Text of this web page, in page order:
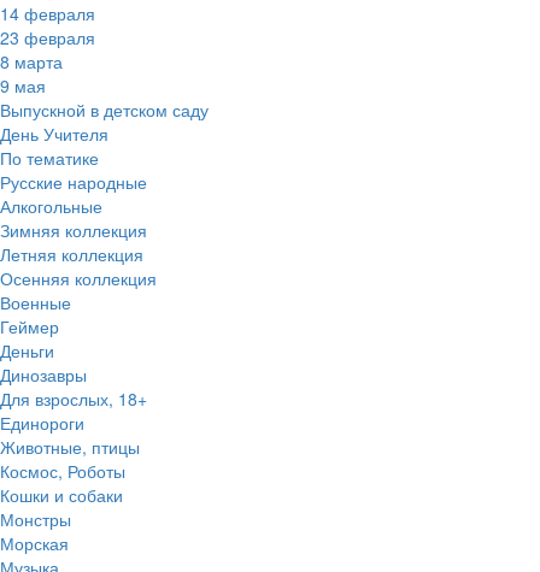
14 февраля
23 февраля
8 марта
9 мая
Выпускной в детском саду
День Учителя
По тематике
Русские народные
Алкогольные
Зимняя коллекция
Летняя коллекция
Осенняя коллекция
Военные
Геймер
Деньги
Динозавры
Для взрослых, 18+
Единороги
Животные, птицы
Космос, Роботы
Кошки и собаки
Монстры
Морская
Музыка